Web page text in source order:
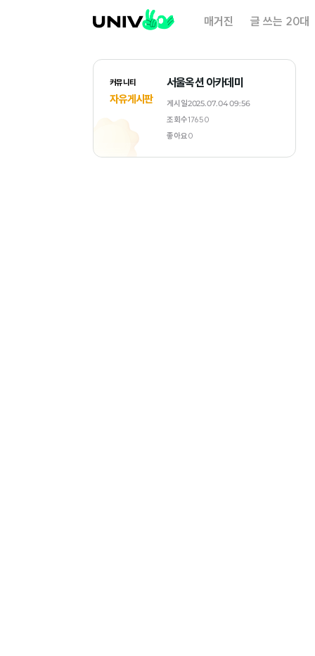
매거진 글 쓰는 20대
커뮤니티
자유게시판
서울옥션 아카데미
게시일2025.07.04 09:56
조회수17650
좋아요0